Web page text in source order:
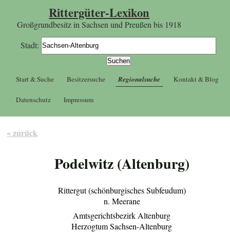
Rittergüter-Lexikon
Großgrundbesitz in Sachsen und Preußen bis 1918
Stadt:
Start & Suche Besitzersuche Regionalsuche Kontakt & Blog
Datenschutz Impressum
« zurück
Podelwitz (Altenburg)
Rittergut (schönburgisches Subfeudum)
n. Meerane
Amtsgerichtsbezirk Altenburg
Herzogtum Sachsen-Altenburg